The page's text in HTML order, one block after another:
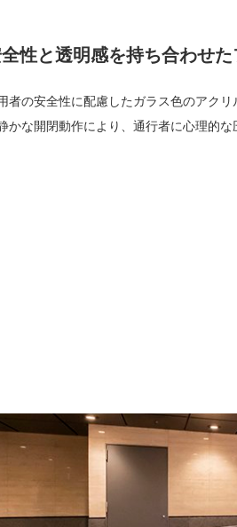
性と透明感を持ち合わせ
者の安全性に配慮したガラス色のアク
かな開閉動作により、通行者に心理的な